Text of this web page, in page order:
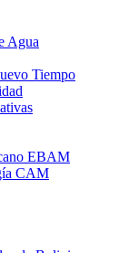
Agua
Tiempo
EBAM
CAM